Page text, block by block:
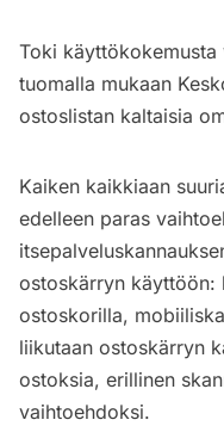
Toki
tuomalla mukaan
ostoslistan kaltaisia
Kaiken kaikkiaan
edelleen paras
ostoskärryn käyttöön:
ostoskorilla,
liikutaan ostoskärryn
ostoksia, erillinen
vaihtoehdoksi.